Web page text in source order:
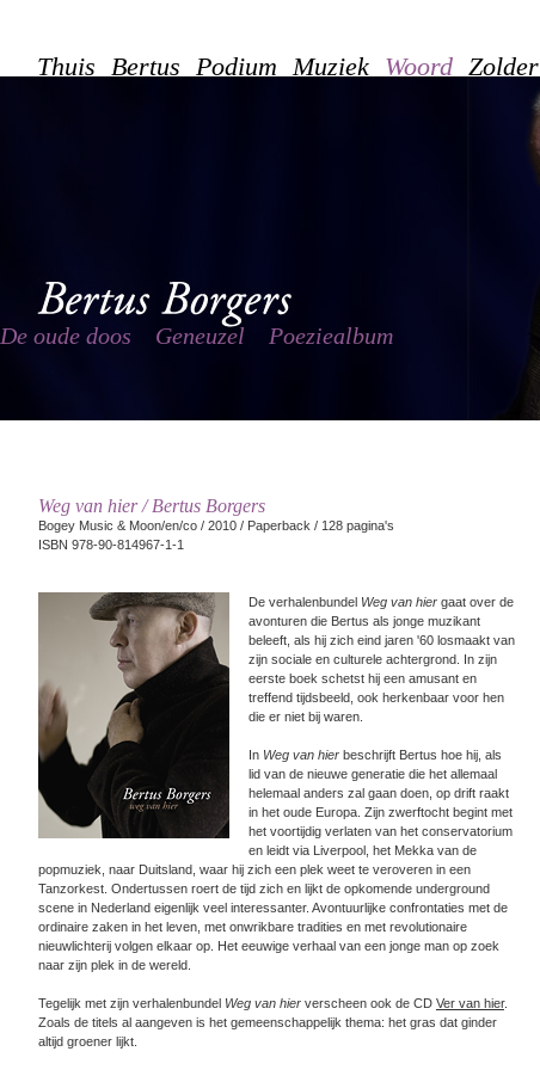
Weg van hier / Bertus Borgers
Bogey Music & Moon/en/co / 2010 / Paperback / 128 pagina's
ISBN 978-90-814967-1-1
De verhalenbundel Weg van hier gaat over de
avonturen die Bertus als jonge muzikant
beleeft, als hij zich eind jaren '60 losmaakt van
zijn sociale en culturele achtergrond. In zijn
eerste boek schetst hij een amusant en
treffend tijdsbeeld, ook herkenbaar voor hen
die er niet bij waren.
In Weg van hier beschrijft Bertus hoe hij, als
lid van de nieuwe generatie die het allemaal
helemaal anders zal gaan doen, op drift raakt
in het oude Europa. Zijn zwerftocht begint met
het voortijdig verlaten van het conservatorium
en leidt via Liverpool, het Mekka van de
popmuziek, naar Duitsland, waar hij zich een plek weet te veroveren in een
Tanzorkest. Ondertussen roert de tijd zich en lijkt de opkomende underground
scene in Nederland eigenlijk veel interessanter. Avontuurlijke confrontaties met de
ordinaire zaken in het leven, met onwrikbare tradities en met revolutionaire
nieuwlichterij volgen elkaar op. Het eeuwige verhaal van een jonge man op zoek
naar zijn plek in de wereld.
Tegelijk met zijn verhalenbundel Weg van hier verscheen ook de CD Ver van hier.
Zoals de titels al aangeven is het gemeenschappelijk thema: het gras dat ginder
altijd groener lijkt.
Thuis Bertus Podium Muziek Woord Zolder
De oude doos Geneuzel Poeziealbum